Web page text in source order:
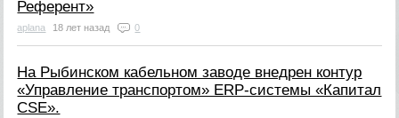
Референт»
aplana 18 лет назад 0
На Рыбинском кабельном заводе внедрен контур
«Управление транспортом» ERP-системы «Капитал
CSE».